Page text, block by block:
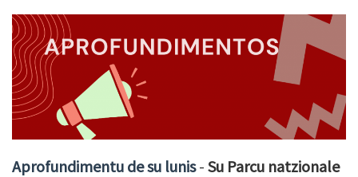
Aprofundimentu de su lunis - Su Parcu natzionale